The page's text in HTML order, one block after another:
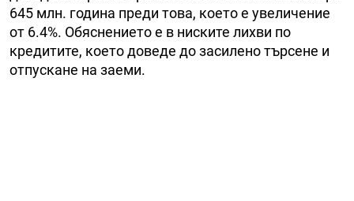
645 млн. година преди това, което е увеличение
от 6.4%. Обяснението е в ниските лихви по
кредитите, което доведе до засилено търсене и
отпускане на заеми.